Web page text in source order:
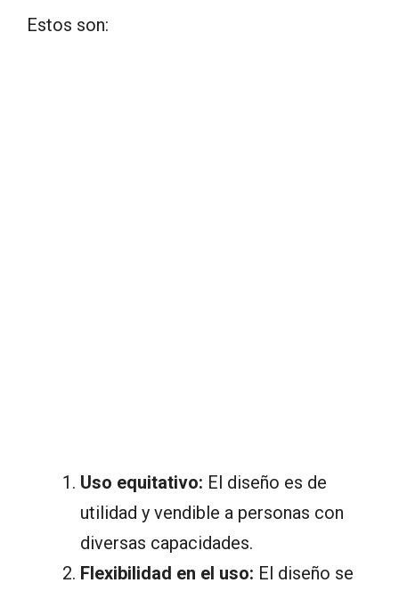
Estos son:
Uso equitativo: El diseño es de
utilidad y vendible a personas con
diversas capacidades.
Flexibilidad en el uso: El diseño se